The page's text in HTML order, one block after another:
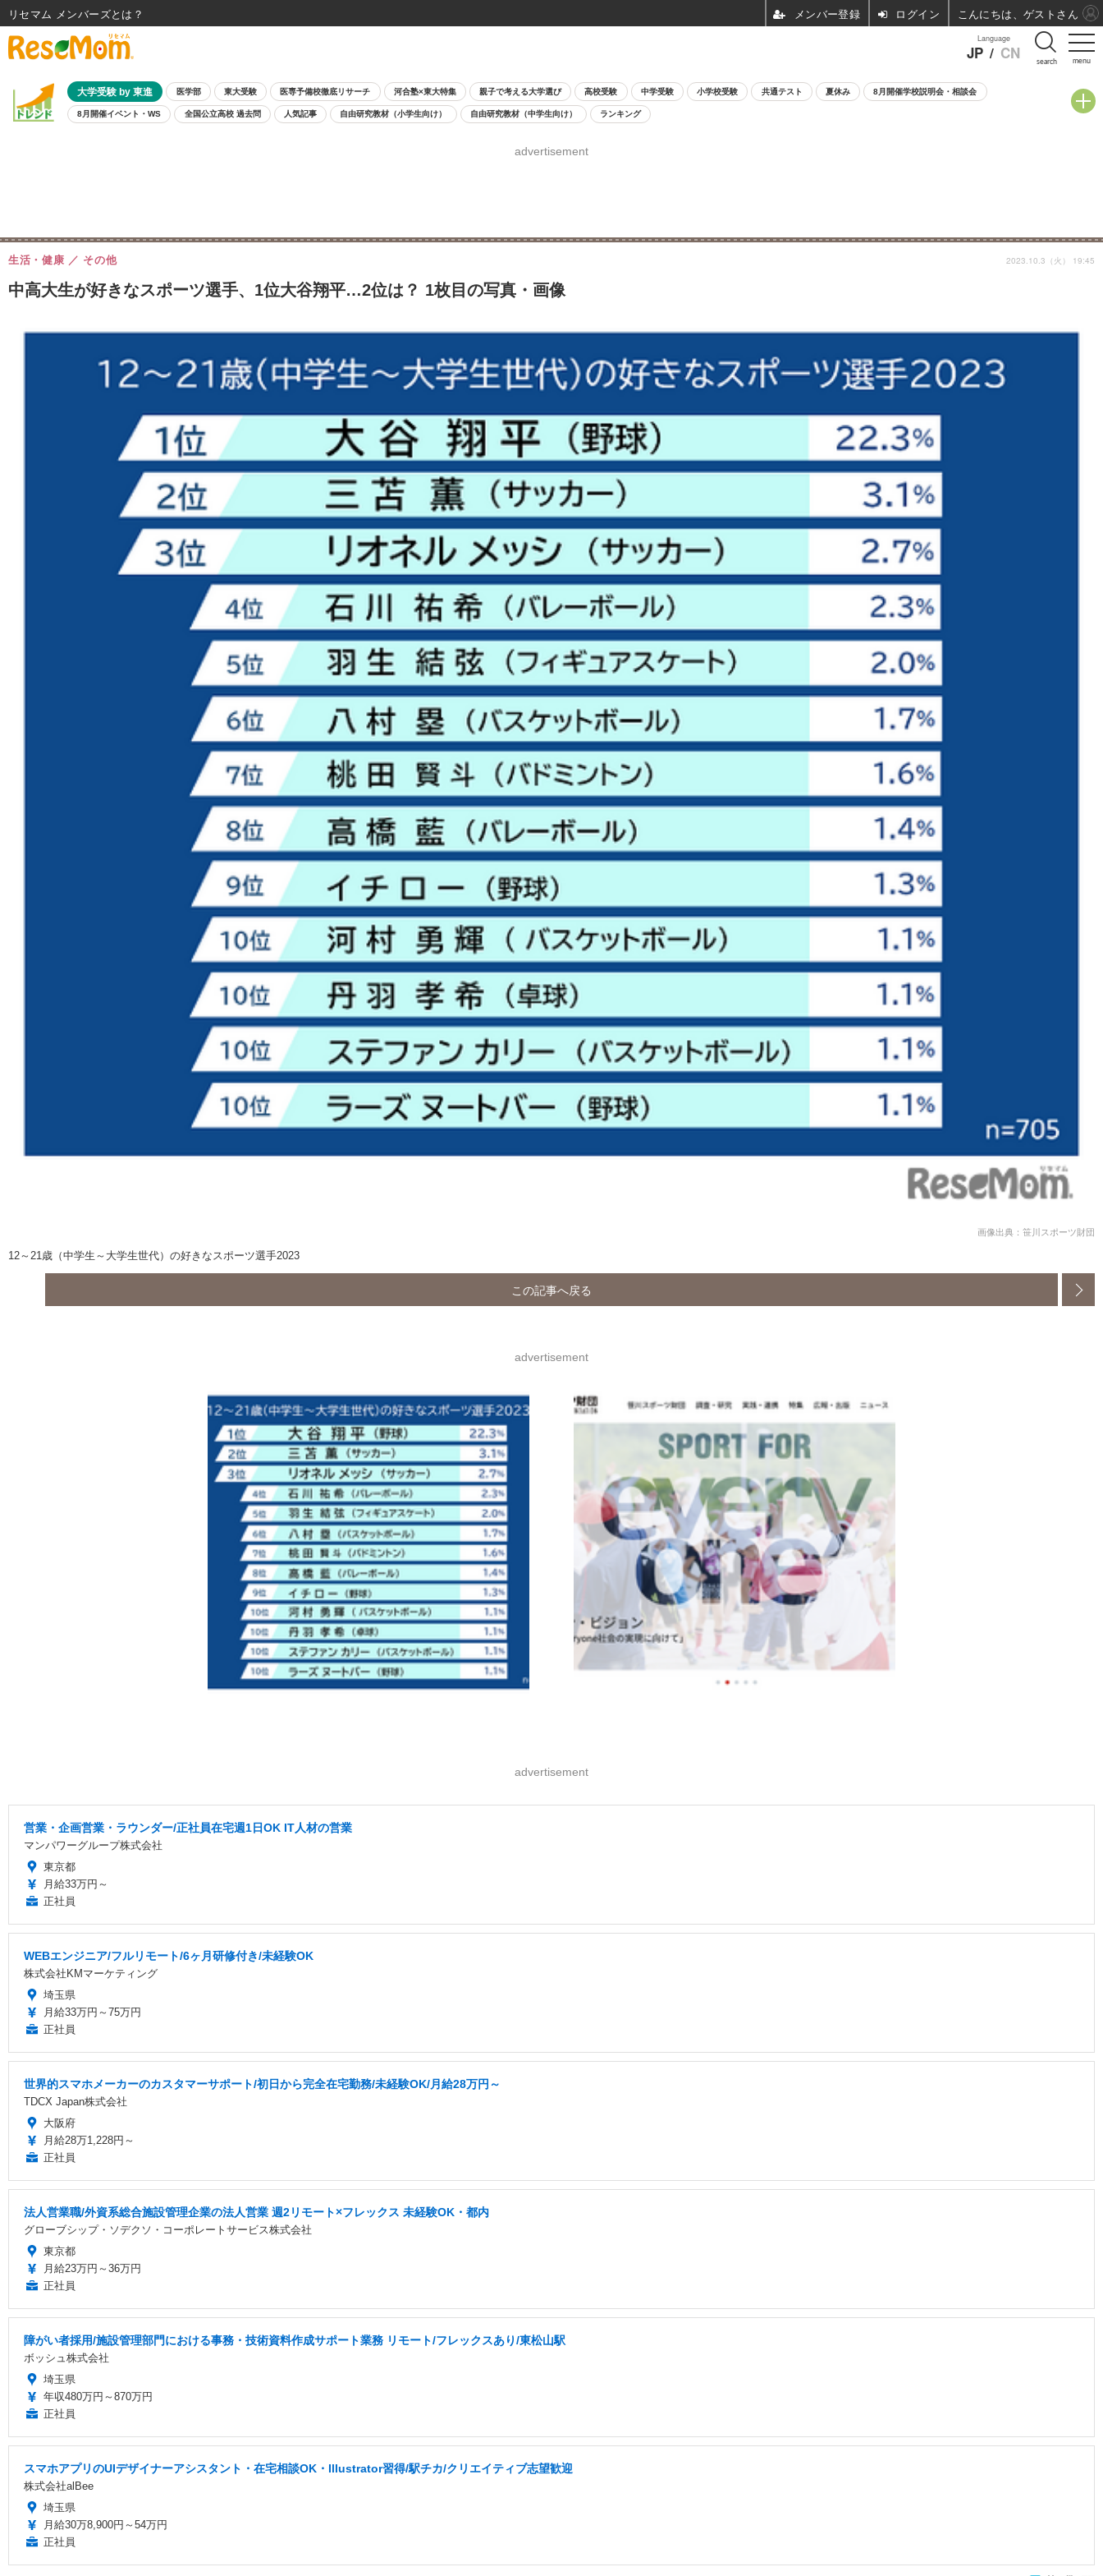
menu
Language
JP / CN search
大学受験 by 東進 医学部 東大受験 医専予備校徹底リサーチ 河合塾×東大特集 親子で考える大学選び 高校受験 中学受験 小学校受験 共通テスト 夏休み 8月開催学校説明会・相談会
8月開催イベント・WS 全国公立高校 過去問 人気記事 自由研究教材（小学生向け） 自由研究教材（中学生向け） ランキング
advertisement
中高大生が好きなスポーツ選手、1位大谷翔平…2位は？ 1枚目の写真・画像
生活・健康 その他 2023.10.3（火） 19:45
画像出典：笹川スポーツ財団
12～21歳（中学生～大学生世代）の好きなスポーツ選手2023
この記事へ戻る
advertisement
advertisement
営業・企画営業・ラウンダー/正社員在宅週1日OK IT人材の営業
マンパワーグループ株式会社
東京都
月給33万円～
正社員
WEBエンジニア/フルリモート/6ヶ月研修付き/未経験OK
株式会社KMマーケティング
埼玉県
月給33万円～75万円
正社員
世界的スマホメーカーのカスタマーサポート/初日から完全在宅勤務/未経験OK/月給28万円～
TDCX Japan株式会社
大阪府
月給28万1,228円～
正社員
法人営業職/外資系総合施設管理企業の法人営業 週2リモート×フレックス 未経験OK・都内
グローブシップ・ソデクソ・コーポレートサービス株式会社
東京都
月給23万円～36万円
正社員
障がい者採用/施設管理部門における事務・技術資料作成サポート業務 リモート/フレックスあり/東松山駅
ボッシュ株式会社
埼玉県
年収480万円～870万円
正社員
スマホアプリのUIデザイナーアシスタント・在宅相談OK・Illustrator習得/駅チカ/クリエイティブ志望歓迎
株式会社alBee
埼玉県
月給30万8,900円～54万円
正社員
リセマム メンバーズ ログイン こんにちは、ゲストさん